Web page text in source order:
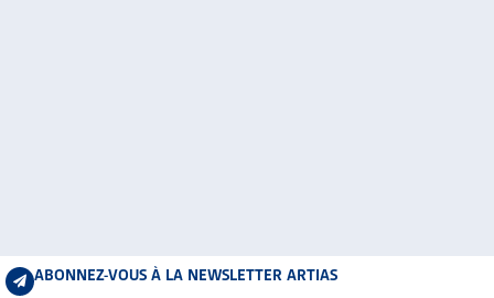
ABONNEZ-VOUS À LA NEWSLETTER ARTIAS